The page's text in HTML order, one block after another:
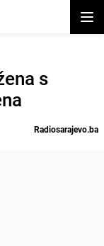
s
Radiosarajevo.ba